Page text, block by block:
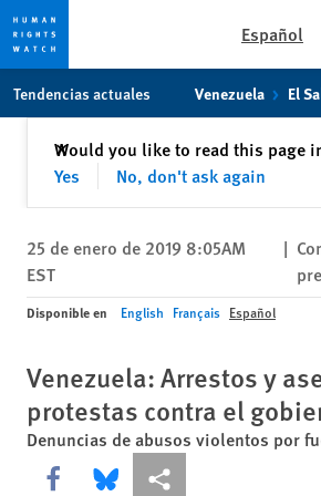
content
Español
Tendencias actuales Venezuela El
Would you like to read this page
Yes
No, don't ask again
✕Cerrar
25 de enero de 2019 8:05AM
EST
|
Disponible en English Français Español
Venezuela: Arrestos y
protestas contra el
Denuncias de abusos violentos por
Share this via Facebook
Share this via Bluesky
Share this via Compartir